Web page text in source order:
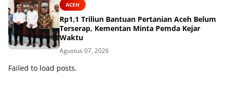
ACEH
Rp1,1 Triliun Bantuan Pertanian Aceh Belum
Terserap, Kementan Minta Pemda Kejar
Waktu
Agustus 07, 2026
Failed to load posts.